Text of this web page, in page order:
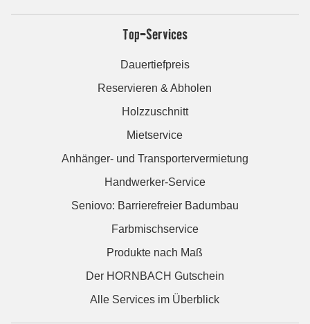
Top-Services
Dauertiefpreis
Reservieren & Abholen
Holzzuschnitt
Mietservice
Anhänger- und Transportervermietung
Handwerker-Service
Seniovo: Barrierefreier Badumbau
Farbmischservice
Produkte nach Maß
Der HORNBACH Gutschein
Alle Services im Überblick